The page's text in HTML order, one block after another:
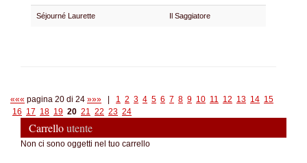
Séjourné Laurette Il Saggiatore
««« pagina 20 di 24 »»» 1 2 3 4 5 6 7 8 9 10 11 12 13 14 15
16 17 18 19 20 21 22 23 24
Carrelloutente
Non ci sono oggetti nel tuo carrello